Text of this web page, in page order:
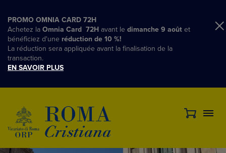
PROMO OMNIA CARD 72H
Achetez la Omnia Card 72H avant le dimanche 9 août et
bénéficiez d'une réduction de 10 %!
La réduction sera appliquée avant la finalisation de la
transaction.
EN SAVOIR PLUS